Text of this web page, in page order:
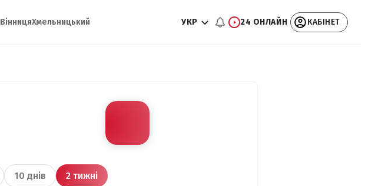
ВінницяХмельницький УКР 24 ОНЛАЙН КАБІНЕТ
10 днів 2 тижні